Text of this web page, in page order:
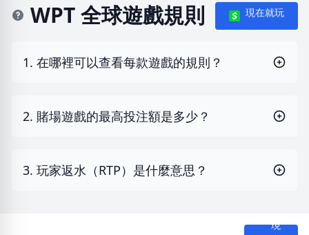
WPT 全球遊戲規則 現在就玩
1. 在哪裡可以查看每款遊戲的規則？
2. 賭場遊戲的最高投注額是多少？
3. 玩家返水（RTP）是什麼意思？
現